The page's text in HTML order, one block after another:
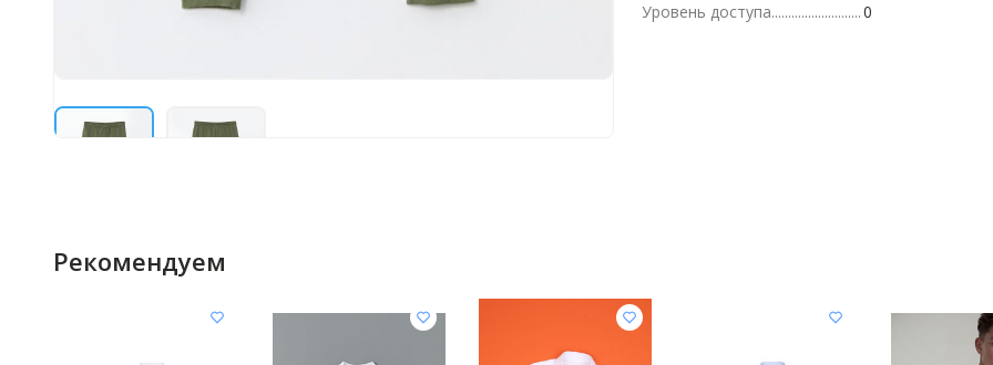
Уровень доступа
0
Рекомендуем